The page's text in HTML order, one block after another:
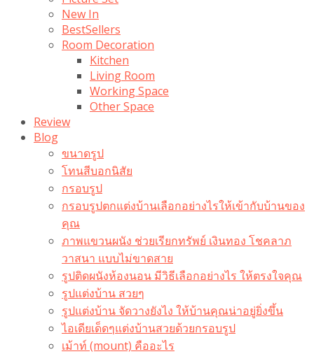
New In
BestSellers
Room Decoration
Kitchen
Living Room
Working Space
Other Space
Review
Blog
ขนาดรูป
โทนสีบอกนิสัย
กรอบรูป
กรอบรูปตกแต่งบ้านเลือกอย่างไรให้เข้ากับบ้านของ
คุณ
ภาพแขวนผนัง ช่วยเรียกทรัพย์ เงินทอง โชคลาภ
วาสนา แบบไม่ขาดสาย
รูปติดผนังห้องนอน มีวิธีเลือกอย่างไร ให้ตรงใจคุณ
รูปแต่งบ้าน สวยๆ
รูปแต่งบ้าน จัดวางยังไง ให้บ้านคุณน่าอยู่ยิ่งขึ้น
ไอเดียเด็ดๆแต่งบ้านสวยด้วยกรอบรูป
เม้าท์ (mount) คืออะไร​